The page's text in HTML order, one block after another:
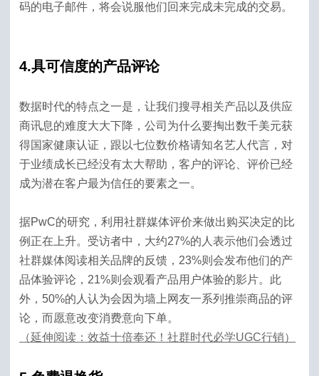
码的电子邮件，将会说服他们回来完成未完成的交易。
4.具可信度的产品评论
数据时代的特点之一是，让我们搜寻相关产品以及供应
商讯息的难度大大下降，公司为什么要掏出数千美元获
得国家健康认证，跟以七位数价格请知名艺人代言，对
于业绩成长已经没有太大帮助，客户的评论、评价已经
成为潜在客户最为信任的要​​素之一。
据PwC的研究，利用社群媒体评价来做出购买决定的比
例正在上升。受访者中，大约27%的人表示他们会透过
社群媒体阅读相关品牌的反馈，23%则会发布他们的产
品体验评论，21%则会观看产品用户体验的影片。此
外，50%的人认为会因为墙上网友一系列推崇商品的评
论，而愿意改变消费意向下单。
（延伸阅读：效益十倍奉还！社群时代必学UGC行销）